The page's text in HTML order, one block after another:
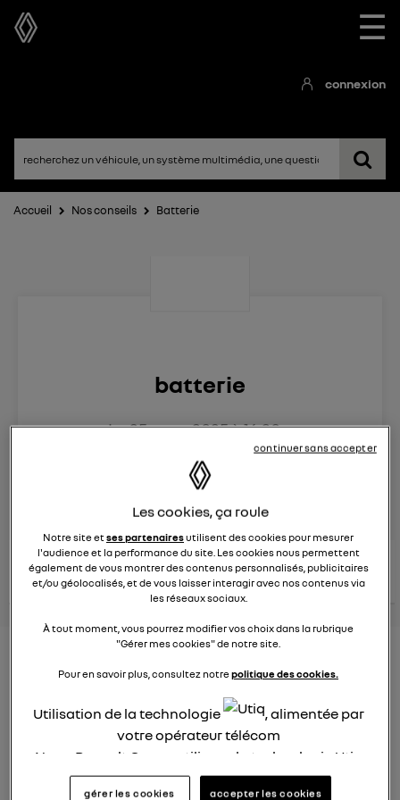
☰
connexion
Accueil Nos conseils Batterie
batterie
Le25 mars 2025à16:30
RENAULT
conseils Renault
consultez les
conseils
similaires
voir tous les
conseils
borne de recharge
Elena42
25 janvier 2022à 17:24
recharge à domicile ?
Les cookies, ça roule
Notre site etses partenairesutilisent des cookies pour mesurer
l'audience et la performance du site. Les cookies nous permettent
également de vous montrer des contenus personnalisés, publicitaires
et/ou géolocalisés, et de vous laisser interagir avec nos contenus via
les réseaux sociaux.
À tout moment, vous pourrez modifier vos choix dans la rubrique
"Gérer mes cookies" de notre site.
Pour en savoir plus, consultez notrepolitique des cookies.
Utilisation de la technologie
, alimentée par
votre opérateur télécom
Nous, Renault Group, utilisons la technologie Utiq
pour nos activités digitales (telles que décrites
gérer les cookies accepter les cookies
continuer sans accepter